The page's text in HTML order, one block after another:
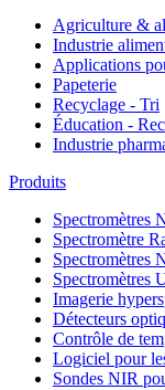
Agriculture &
Industrie
Applications
Papeterie
Recyclage - Tri
Éducation -
Industrie
Produits
Spectromètres
Spectromètre
Spectromètres
Spectromètres
Imagerie
Détecteurs
Contrôle de
Logiciel pour
Sondes NIR